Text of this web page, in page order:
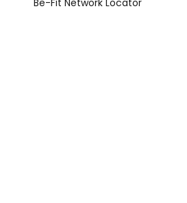
Be-Fit Network Locator